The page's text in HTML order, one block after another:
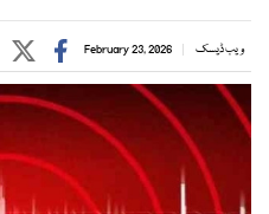
ویب ڈیسک February 23, 2026